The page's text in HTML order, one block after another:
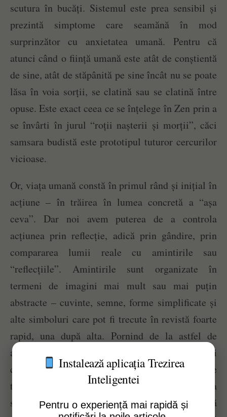
scutura în bucăți. Sistemul este prea sensibil și
prezintă simptome care seamănă în mod
surprinzător cu anxietatea umană. Pentru că
atunci când o ființă umană este atât de conștientă
de sine, atât de stăpânită pe sine încât nu se poate
lăsa în voia sorții, se clatină sau se clatină între
opuse. Este exact ceea ce se înțelege în Zen prin a
se învârti în jurul “roții nașterii și morții”, căci
samsara budistă este prototipul tuturor cercurilor
vicioase.
Or, viața umană constă în primul rând și inițial în
acțiune – în trăirea în lumea concretă a “așa
ceva”. Dar noi avem puterea de a controla
acțiunea prin reflecție, adică prin gândire, prin
compararea lumii reale cu amintirile sau
“reflecțiile”. Amintirile sunt organizate în
termeni de imagini mai mult sau mai puțin
abstracte – cuvinte, semne, forme simplificate și
alte simboluri care pot fi trecute în revistă foarte
rapid, una după alta. Pornind de la astfel de
amintiri, reflecții și simboluri, mintea își
construiește ideea de sine. Aceasta corespunde
termostatului – sursa de informații despre propria
sa acțiune trecută prin care sistemul se corectează
Instalează aplicația Trezirea
Inteligentei
Pentru o experiență mai rapidă și